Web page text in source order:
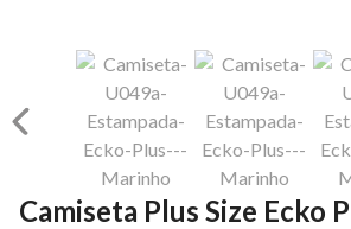
Camiseta Plus Size Ecko